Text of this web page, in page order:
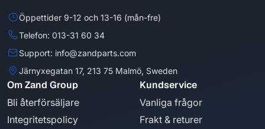
Öppettider 9-12 och 13-16 (mån-fre)
Telefon: 013-31 60 34
Support: info@zandparts.com
Järnyxegatan 17, 213 75 Malmö, Sweden
Om Zand Group
Bli återförsäljare
Integritetspolicy
Kundservice
Vanliga frågor
Frakt & returer